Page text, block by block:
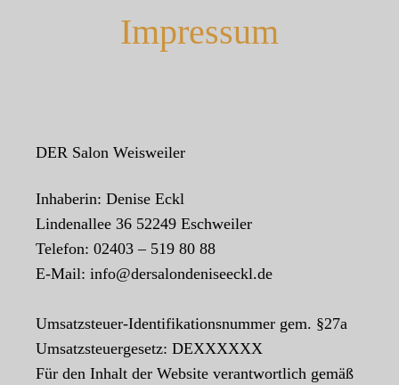
Impressum
DER Salon Weisweiler
Inhaberin: Denise Eckl
Lindenallee 36 52249 Eschweiler
Telefon: 02403 – 519 80 88
E-Mail: info@dersalondeniseeckl.de
Umsatzsteuer-Identifikationsnummer gem. §27a
Umsatzsteuergesetz: DEXXXXXX
Für den Inhalt der Website verantwortlich gemäß